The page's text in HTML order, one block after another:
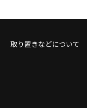
取り置きなどについて